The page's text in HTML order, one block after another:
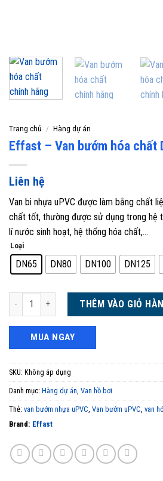
Trang chủ / Hàng dự án
Effast – Van bướm hóa chất
Liên hệ
Van bi nhựa uPVC được làm bằng chất
chất tốt, thường được sử dụng trong hệ
lí nước sinh hoạt, hệ thống hóa chất,…
Loại
DN65 DN80 DN100 DN125
Effast - Van bướm hóa chất DN65-DN200 số
THÊM VÀO GIỎ
MUA NGAY
SKU: Không áp dụng
Danh mục: Hàng dự án, Van hồ bơi
Thẻ: van bướm nhựa uPVC, Van bướm uPVC, van
Brand: Effast